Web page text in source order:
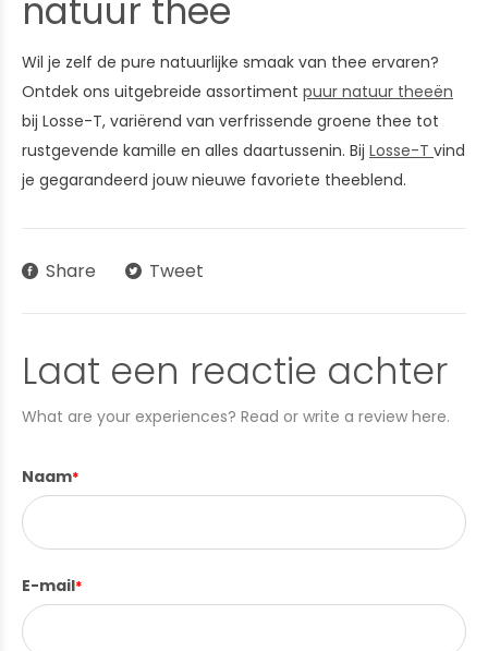
natuur thee
Wil je zelf de pure natuurlijke smaak van thee ervaren?
Ontdek ons uitgebreide assortiment puur natuur theeën
bij Losse-T, variërend van verfrissende groene thee tot
rustgevende kamille en alles daartussenin. Bij Losse-T vind
je gegarandeerd jouw nieuwe favoriete theeblend.
Share Tweet
Laat een reactie achter
What are your experiences? Read or write a review here.
Naam*
E-mail*